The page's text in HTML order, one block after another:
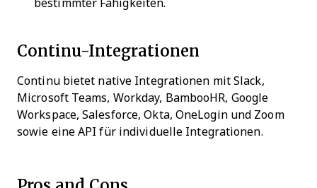
bestimmter Fähigkeiten.
Continu-Integrationen
Continu bietet native Integrationen mit Slack,
Microsoft Teams, Workday, BambooHR, Google
Workspace, Salesforce, Okta, OneLogin und Zoom
sowie eine API für individuelle Integrationen.